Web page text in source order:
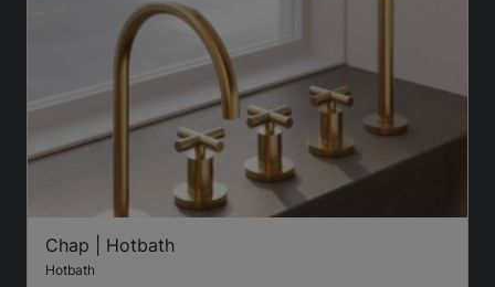
Chap | Hotbath
Hotbath